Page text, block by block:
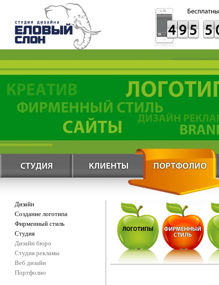
Дизайн
Создание логотипа
Фирменный стиль
Студия
Дизайн бюро
Студия рекламы
Веб дизайн
Портфолио